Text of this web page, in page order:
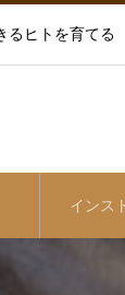
るヒトを育てる
インス